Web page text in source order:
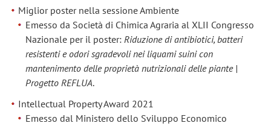
Miglior poster nella sessione Ambiente
Emesso da Società di Chimica Agraria al XLII Congresso
Nazionale per il poster:Riduzione di antibiotici, batteri
resistenti e odori sgradevoli nei liquami suini con
mantenimento delle proprietà nutrizionali delle piante |
Progetto REFLUA.
Intellectual Property Award 2021
Emesso dal Ministero dello Sviluppo Economico